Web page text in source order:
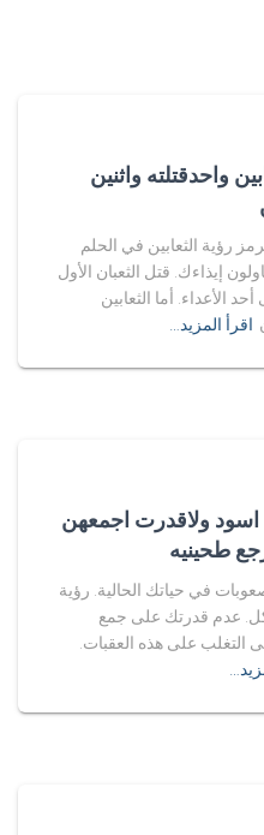
واحدقتلته واثنين
رؤية الثعابين في الحلم
إيذاءك. قتل الثعبان الأول
الأعداء. أما الثعابين
اقرأ المزيد…
ولاقدرت اجمعهن
طحينيه
في حياتك الحالية. رؤية
عدم قدرتك على جمع
على هذه العقبات.